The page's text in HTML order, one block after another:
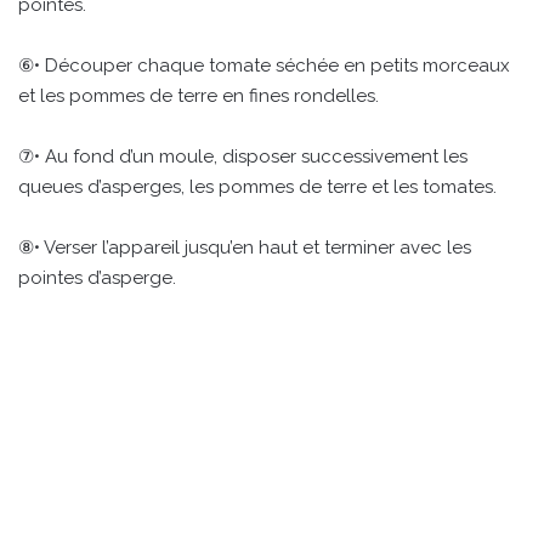
pointes.
⑥• Découper chaque tomate séchée en petits morceaux
et les pommes de terre en fines rondelles.
⑦• Au fond d’un moule, disposer successivement les
queues d’asperges, les pommes de terre et les tomates.
⑧• Verser l’appareil jusqu’en haut et terminer avec les
pointes d’asperge.